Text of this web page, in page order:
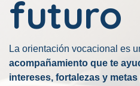
futuro
La orientación vocacional es
acompañamiento que te
intereses, fortalezas y